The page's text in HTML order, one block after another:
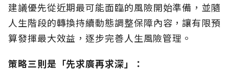
建議優先從近期最可能面臨的風險開始準備，並隨
人生階段的轉換持續動態調整保障內容，讓有限預
算發揮最大效益，逐步完善人生風險管理。
策略三則是「先求廣再求深」：